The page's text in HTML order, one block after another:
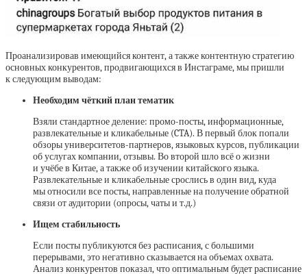
Проанализировав имеющийся контент, а также контентную стратегию
основных конкурентов, продвигающихся в Инстаграме, мы пришли
к следующим выводам:
Необходим чёткий план тематик
Взяли стандартное деление: промо-посты, информационные,
развлекательные и кликабельные (CTA). В первый блок попали
обзоры университетов-партнеров, языковых курсов, публикации
об услугах компании, отзывы. Во второй шло всё о жизни
и учёбе в Китае, а также об изучении китайского языка.
Развлекательные и кликабельные срослись в один вид, куда
мы относили все посты, направленные на получение обратной
связи от аудитории (опросы, чаты и т.д.)
Ищем стабильность
Если посты публикуются без расписания, с большими
перерывами, это негативно сказывается на объемах охвата.
Анализ конкурентов показал, что оптимальным будет расписание